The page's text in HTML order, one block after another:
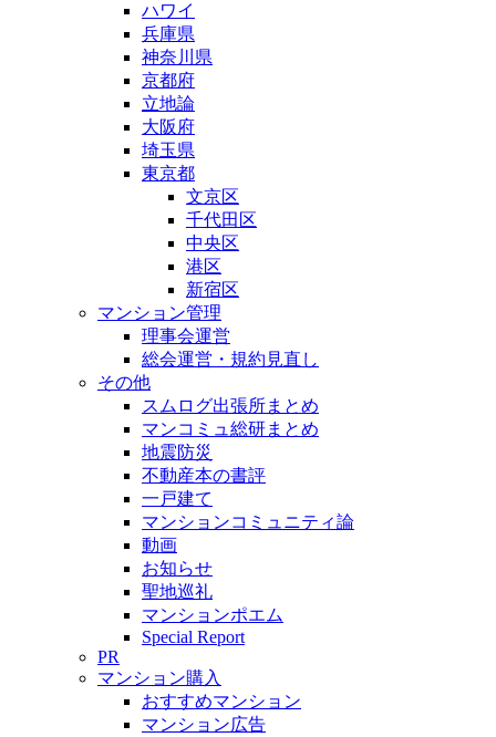
ハワイ
兵庫県
神奈川県
京都府
立地論
大阪府
埼玉県
東京都
文京区
千代田区
中央区
港区
新宿区
マンション管理
理事会運営
総会運営・規約見直し
その他
スムログ出張所まとめ
マンコミュ総研まとめ
地震防災
不動産本の書評
一戸建て
マンションコミュニティ論
動画
お知らせ
聖地巡礼
マンションポエム
Special Report
PR
マンション購入
おすすめマンション
マンション広告